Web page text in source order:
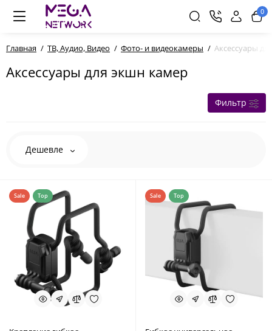
0
Главная ТВ, Аудио, Видео Фото- и видеокамеры Аксессуары
Аксессуары для экшн камер
Фильтр
Дешевле
Sale Top Sale Top